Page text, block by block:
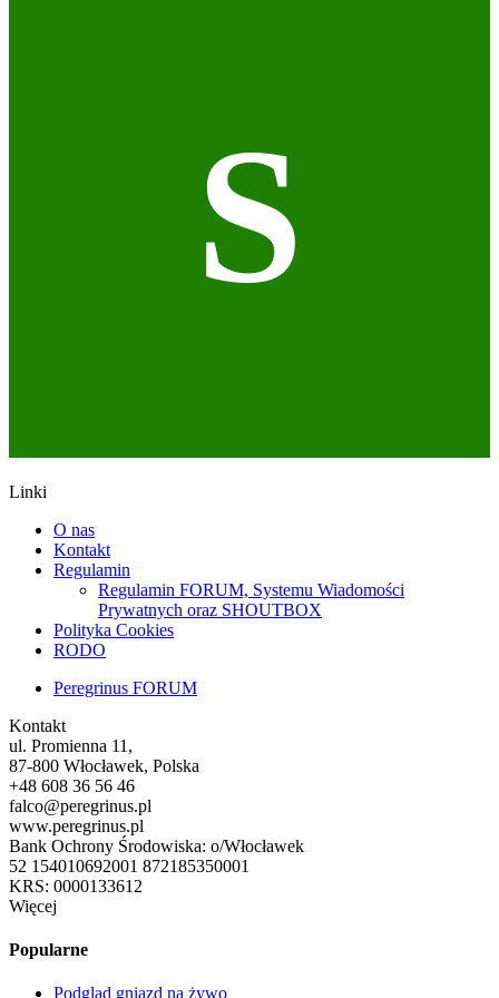
S
Linki
O nas
Kontakt
Regulamin
Regulamin FORUM, Systemu Wiadomości
Prywatnych oraz SHOUTBOX
Polityka Cookies
RODO
Peregrinus FORUM
Kontakt
ul. Promienna 11,
87-800 Włocławek, Polska
+48 608 36 56 46
falco@peregrinus.pl
www.peregrinus.pl
Bank Ochrony Środowiska: o/Włocławek
52 154010692001 872185350001
KRS: 0000133612
Więcej
Popularne
Podgląd gniazd na żywo